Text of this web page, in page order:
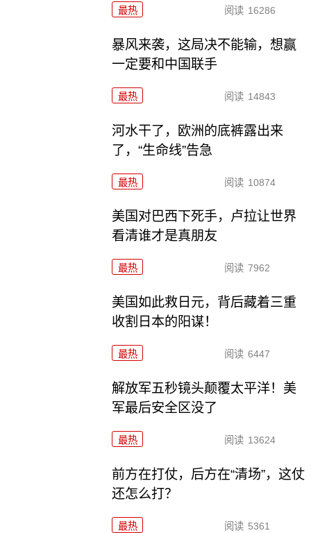
最热 阅读 16286
暴风来袭，这局决不能输，想赢
一定要和中国联手
最热 阅读 14843
河水干了，欧洲的底裤露出来
了，“生命线”告急
最热 阅读 10874
美国对巴西下死手，卢拉让世界
看清谁才是真朋友
最热 阅读 7962
美国如此救日元，背后藏着三重
收割日本的阳谋！
最热 阅读 6447
解放军五秒镜头颠覆太平洋！美
军最后安全区没了
最热 阅读 13624
前方在打仗，后方在“清场”，这仗
还怎么打？
最热 阅读 5361